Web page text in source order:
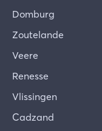
Domburg
Zoutelande
Veere
Renesse
Vlissingen
Cadzand